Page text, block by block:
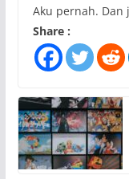
Aku pernah. Dan
Share :